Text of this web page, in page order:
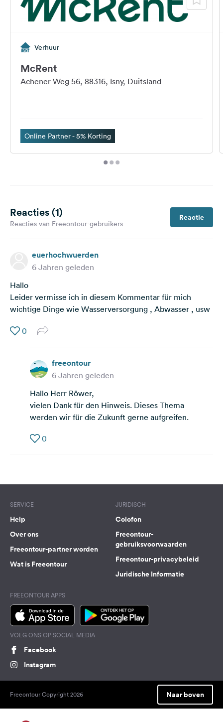
Verhuur
McRent
Achener Weg 56, 88316, Isny, Duitsland
Online Partner - 5% Korting
Reacties (1)
Reacties van Freeontour-gebruikers
Reactie
euerhochwuerden
6 Jahren geleden
Hallo
Leider vermisse ich in diesem Kommentar für mich
wichtige Dinge wie Wasserversorgung , Abwasser , usw
0
freeontour
6 Jahren geleden
Hallo Herr Röwer,
vielen Dank für den Hinweis. Dieses Thema
werden wir für die Zukunft gerne aufgreifen.
0
SERVICE
Help
Over ons
Freeontour-partner worden
Wat is Freeontour
JURIDISCH
Colofon
Freeontour-
gebruiksvoorwaarden
Freeontour-privacybeleid
Juridische Informatie
FREEONTOUR APPS
VOLG ONS OP SOCIAL MEDIA
Facebook
Instagram
Freeontour Copyright 2026 Naar boven